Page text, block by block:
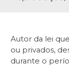
Autor da lei
ou privados,
durante o